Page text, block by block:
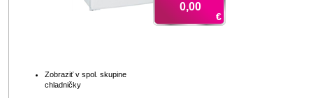
0,00
€
Zobraziť v spol. skupine
chladničky